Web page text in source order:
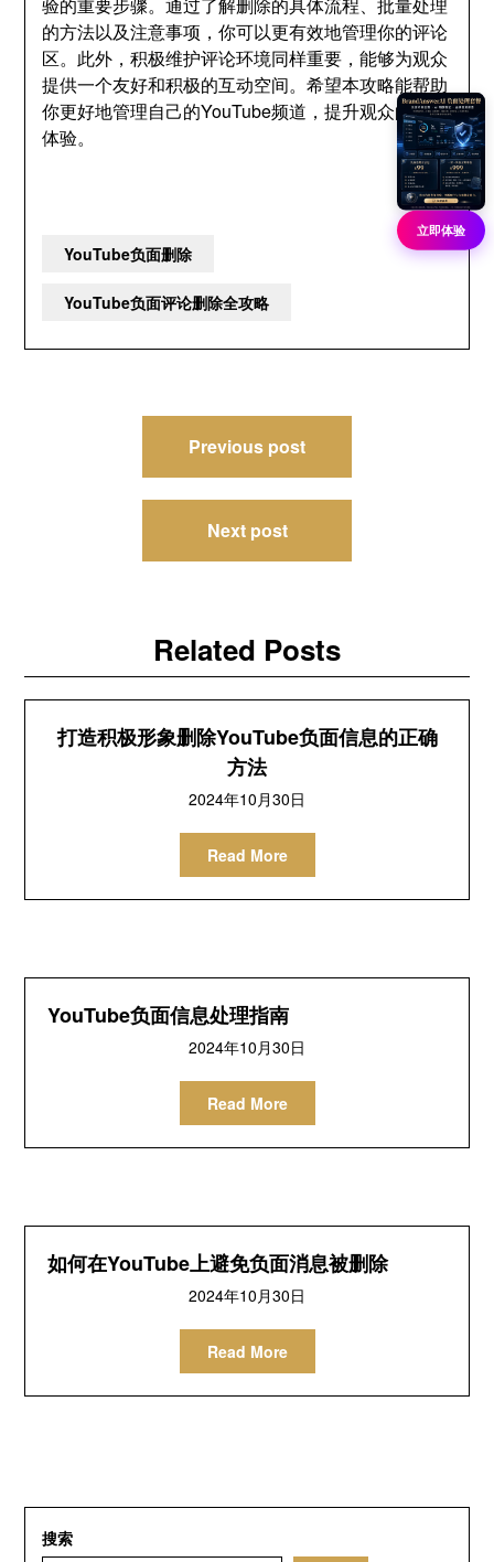
的方法以及注意事项，你可以更有效地管理你的评论
区。此外，积极维护评论环境同样重要，能够为观众
提供一个友好和积极的互动空间。希望本攻略能帮助
你更好地管理自己的YouTube频道，提升观众的观看
体验。
YouTube负面删除
YouTube负面评论删除全攻略
Previous post
Next post
Related Posts
打造积极形象删除YouTube负面信息的正确
方法
2024年10月30日
Read More
YouTube负面信息处理指南
2024年10月30日
Read More
如何在YouTube上避免负面消息被删除
2024年10月30日
Read More
搜索
立即体验